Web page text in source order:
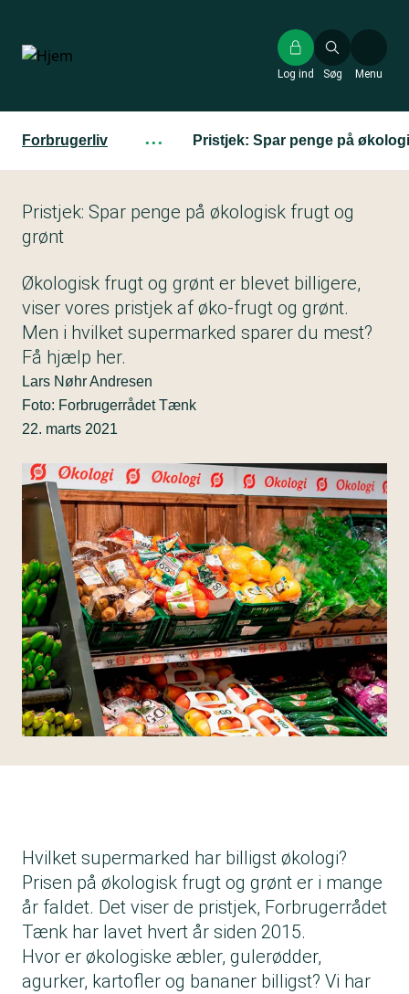
hovedindhold
Søg
Log ind Menu
Forbrugerliv ··· Pristjek: Spar penge på
Pristjek: Spar penge på økologisk frugt og
grønt
Økologisk frugt og grønt er blevet billigere,
viser vores pristjek af øko-frugt og grønt.
Men i hvilket supermarked sparer du mest?
Få hjælp her.
Lars Nøhr Andresen
Foto: Forbrugerrådet Tænk
22. marts 2021
Hvilket supermarked har billigst økologi?
Prisen på økologisk frugt og grønt er i mange
år faldet. Det viser de pristjek, Forbrugerrådet
Tænk har lavet hvert år siden 2015.
Hvor er økologiske æbler, gulerødder,
agurker, kartofler og bananer billigst? Vi har